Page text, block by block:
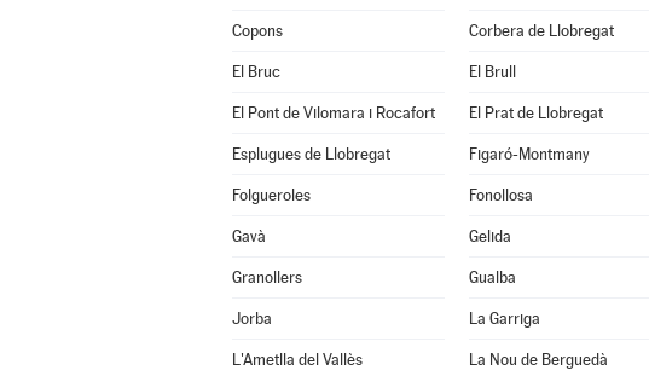
Copons Corbera de Llobregat
El Bruc El Brull
El Pont de Vilomara i Rocafort El Prat de Llobregat
Esplugues de Llobregat Figaró-Montmany
Folgueroles Fonollosa
Gavà Gelida
Granollers Gualba
Jorba La Garriga
L'Ametlla del Vallès La Nou de Berguedà